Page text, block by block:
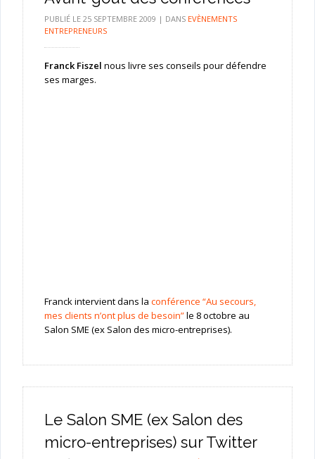
PUBLIÉ LE 25 SEPTEMBRE 2009 | DANS EVÈNEMENTS
ENTREPRENEURS
Franck Fiszel nous livre ses conseils pour défendre
ses marges.
Franck intervient dans la conférence “Au secours,
mes clients n’ont plus de besoin”le 8 octobre au
Salon SME (ex Salon des micro-entreprises).
Le Salon SME (ex Salon des
micro-entreprises) sur Twitter